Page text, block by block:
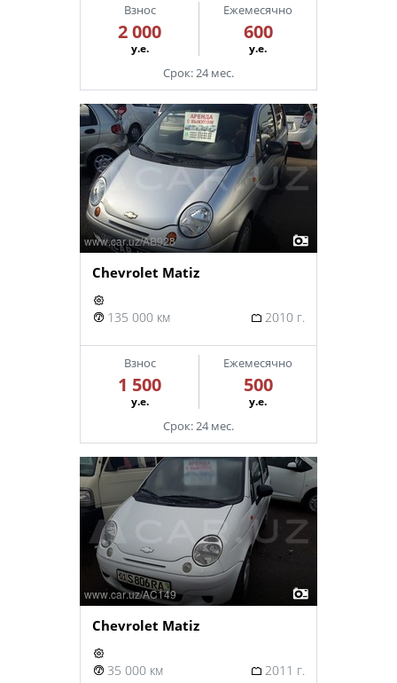
Взнос
2 000
у.е.
Ежемесячно
600
у.е.
Срок: 24 мес.
Chevrolet Matiz
135 000 км 2010 г.
Взнос
1 500
у.е.
Ежемесячно
500
у.е.
Срок: 24 мес.
Chevrolet Matiz
35 000 км 2011 г.